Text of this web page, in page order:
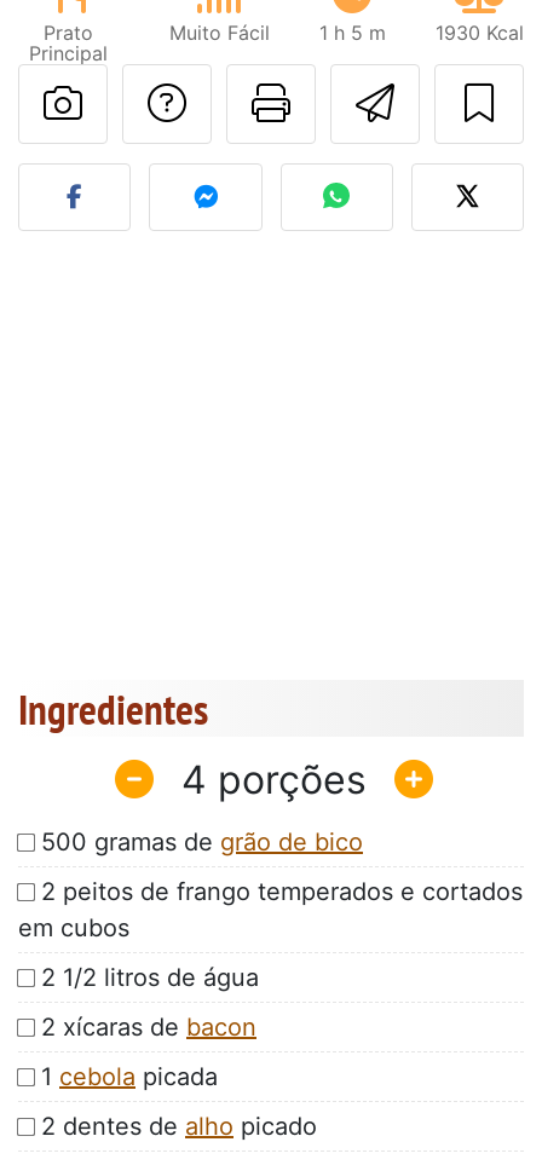
Prato
Principal
Muito Fácil 1 h 5 m 1930 Kcal
Imprima
Falar com o autor
Fez esta receita?
Ingredientes
4
500 gramas de grão de bico
2 peitos de frango temperados e cortados
em cubos
2 1/2 litros de água
2 xícaras de bacon
1 cebola picada
2 dentes de alho picado